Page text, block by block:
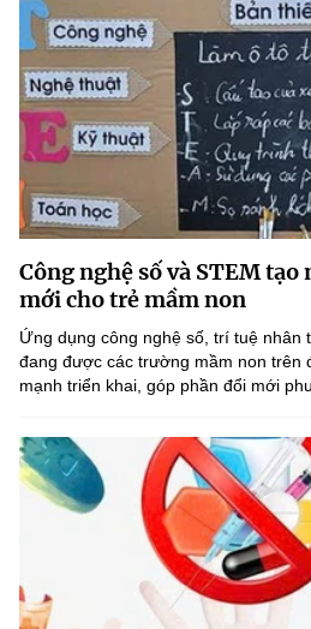
Công nghệ số và STEM
mới cho trẻ mầm non
Ứng dụng công nghệ số, trí tuệ nhân
đang được các trường mầm non trên
mạnh triển khai, góp phần đổi mới